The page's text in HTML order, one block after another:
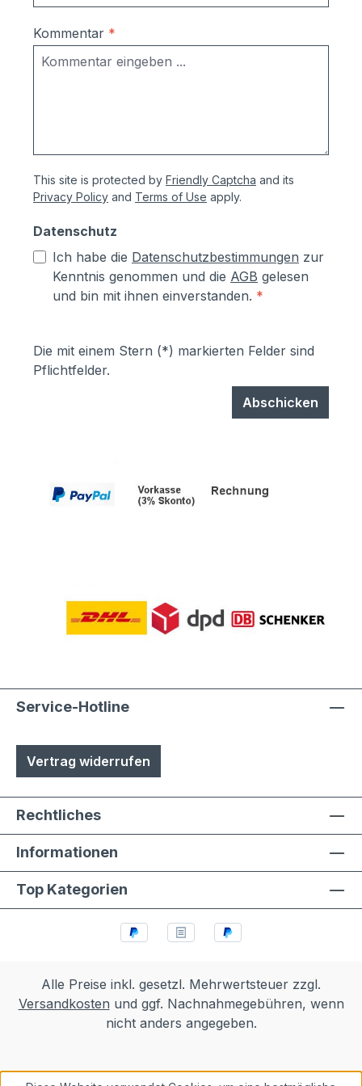
Korrosionsschutzmaßnahmen (Angaben
vom Hersteller):- Kästen aus
sendzimierverzinktem Stahl (verformbar
ohne Abspringen der Beschichtung,
chromatiert- Zusätzlich erhalten alle
Aluminium- und Stahlteile, Ausnahme
lösungsmittelfreie Pulverlackierung (z.T.
auch Kunststoffbeschichtung genannt) mit
Polyesterpulver in Fassadenqualität, dies
garantiert UV- und Wetterbeständigkeit-
Kommentar *
This site is protected by Friendly Captcha and its
Privacy Policy and Terms of Use apply.
Datenschutz
Ich habe die Datenschutzbestimmungen zur
Kenntnis genommen und die AGB gelesen
und bin mit ihnen einverstanden. *
Die mit einem Stern (*) markierten Felder sind
Pflichtfelder.
Abschicken
Service-Hotline
Vertrag widerrufen
Rechtliches
Informationen
Top Kategorien
Alle Preise inkl. gesetzl. Mehrwertsteuer zzgl.
Versandkosten und ggf. Nachnahmegebühren, wenn
nicht anders angegeben.